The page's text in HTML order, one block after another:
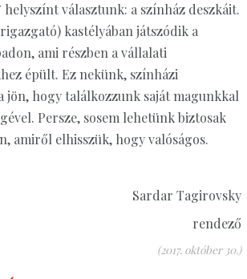
választunk: a színház deszkáit.
kastélyában játszódik a
ami részben a vállalati
épült. Ez nekünk, színházi
jön, hogy találkozzunk saját magunkkal
Persze, sosem lehetünk biztosak
amiről elhisszük, hogy valóságos.
Sardar Tagirovsky
rendező
(2017. október 30.)